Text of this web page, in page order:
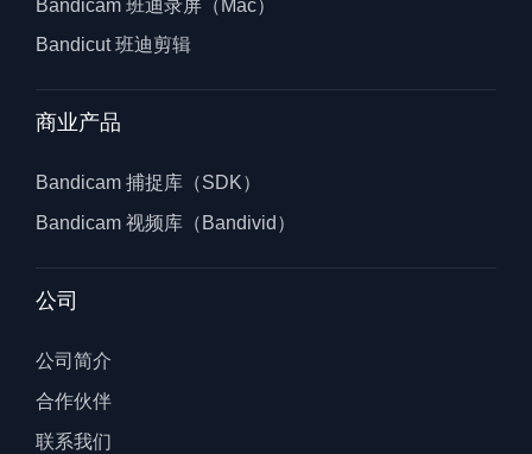
Bandicam 班迪录屏（Mac）
Bandicut 班迪剪辑
商业产品
Bandicam 捕捉库（SDK）
Bandicam 视频库（Bandivid）
公司
公司简介
合作伙伴
联系我们